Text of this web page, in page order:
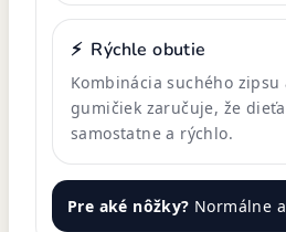
⚡ Rýchle obutie
Kombinácia suchého zipsu
gumičiek zaručuje, že
samostatne a rýchlo.
Pre aké nôžky? Normálne